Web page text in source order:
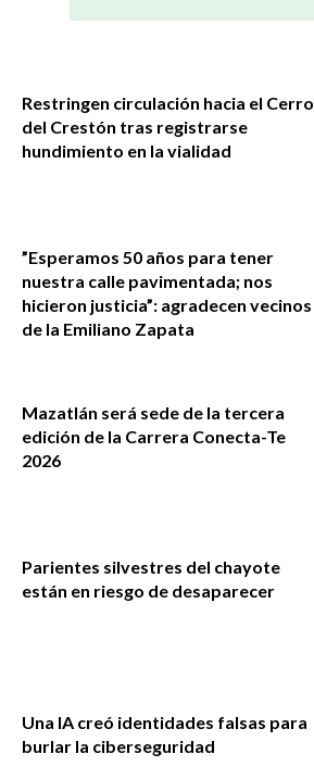
Restringen circulación hacia el Cerro
del Crestón tras registrarse
hundimiento en la vialidad
”Esperamos 50 años para tener
nuestra calle pavimentada; nos
hicieron justicia”: agradecen vecinos
de la Emiliano Zapata
Mazatlán será sede de la tercera
edición de la Carrera Conecta-Te
2026
Parientes silvestres del chayote
están en riesgo de desaparecer
Una IA creó identidades falsas para
burlar la ciberseguridad